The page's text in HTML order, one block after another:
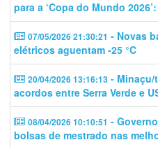
para a ‘Copa do Mundo
07/05/2026 21:30:21 - Novas
elétricos aguentam -25 °C
20/04/2026 13:16:13 -
acordos entre Serra Verde e
08/04/2026 10:10:51 -
bolsas de mestrado nas